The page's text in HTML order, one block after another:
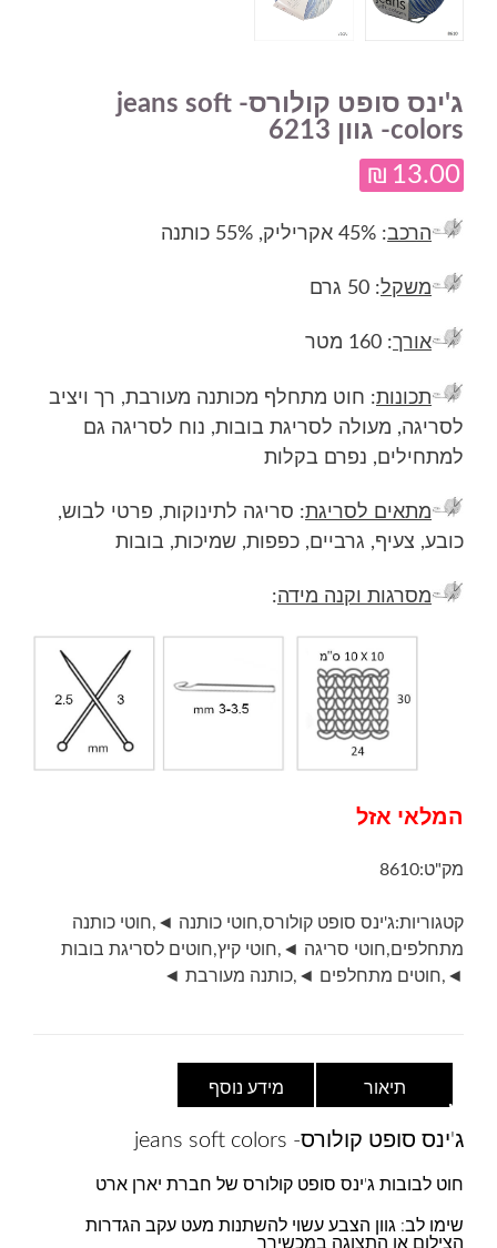
ג'ינס סופט קולורס- jeans soft
colors- גוון 6213
₪ 13.00
הרכב: 45% אקריליק, 55% כותנה
משקל: 50 גרם
אורך: 160 מטר
תכונות: חוט מתחלף מכותנה מעורבת, רך ויציב
לסריגה, מעולה לסריגת בובות, נוח לסריגה גם
למתחילים, נפרם בקלות
מתאים לסריגת: סריגה לתינוקות, פרטי לבוש,
כובע, צעיף, גרביים, כפפות, שמיכות, בובות
מסרגות וקנה מידה:
המלאי אזל
מק"ט:8610
קטגוריות:ג'ינס סופט קולורס,חוטי כותנה ◄ ,חוטי כותנה
מתחלפים,חוטי סריגה ◄ ,חוטי קיץ,חוטים לסריגת בובות
◄
,חוטים מתחלפים ◄ ,כותנה מעורבת ◄
תיאור מידע נוסף
ג'ינס סופט קולורס- jeans soft colors
חוט לבובות ג'ינס סופט קולורס של חברת יארן ארט
שימו לב: גוון הצבע עשוי להשתנות מעט עקב הגדרות
הצילום או התצוגה במכשירך